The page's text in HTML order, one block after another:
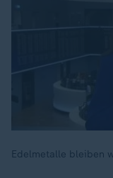
Edelmetalle bleiben